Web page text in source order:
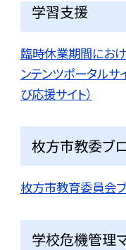
学習支援
臨時休業期間にお
ンテンツポータルサ
び応援サイト）
枚方市教委ブ
枚方市教育委員会
学校危機管理